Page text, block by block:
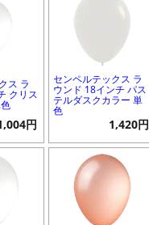
ス ラ
クリス
円
センペルテックス ラ
ウンド 18インチ パス
テルダスクカラー 単
色
1,420円